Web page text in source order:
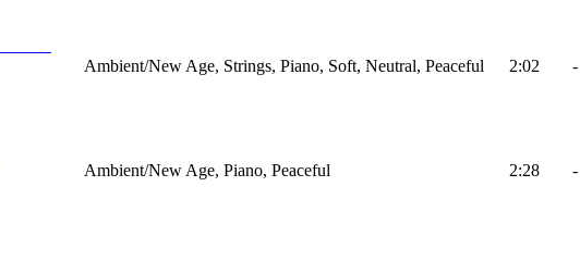
Ambient/New Age, Strings, Piano, Soft, Neutral, Peaceful 2:02 -
Ambient/New Age, Piano, Peaceful 2:28 -